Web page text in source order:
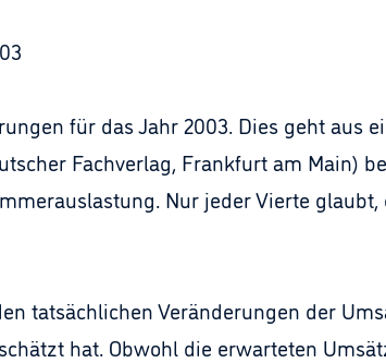
für das Jahr 2003. Dies geht aus
Fachverlag, Frankfurt am Main)
Nur jeder Vierte glaubt,
tatsächlichen Veränderungen der
hat. Obwohl die erwarteten